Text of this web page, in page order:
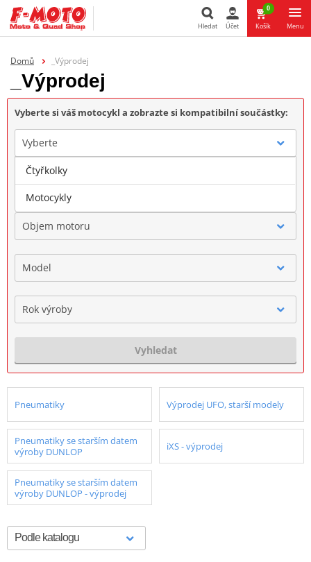
Hledat Účet
0
Košík Menu
Domů _Výprodej
_Výprodej
Vyberte si váš motocykl a zobrazte si kompatibilní součástky:
Vyberte
Značka
Objem motoru
Model
Rok výroby
Vyhledat
Pneumatiky Výprodej UFO, starší modely
Pneumatiky se starším datem
výroby DUNLOP
iXS - výprodej
Pneumatiky se starším datem
výroby DUNLOP - výprodej
Čtyřkolky
Motocykly